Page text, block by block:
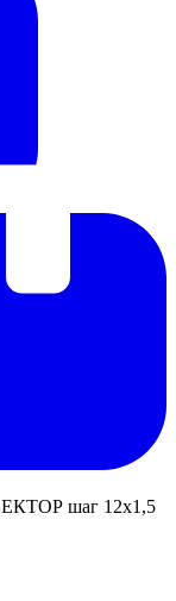
шаг 12х1,5